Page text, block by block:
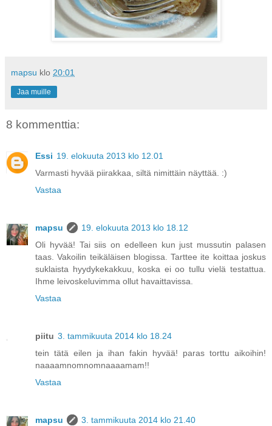
mapsu klo 20:01
Jaa muille
8 kommenttia:
Essi 19. elokuuta 2013 klo 12.01
Varmasti hyvää piirakkaa, siltä nimittäin näyttää. :)
Vastaa
mapsu
19. elokuuta 2013 klo 18.12
Oli hyvää! Tai siis on edelleen kun just mussutin palasen
taas. Vakoilin teikäläisen blogissa. Tarttee ite koittaa joskus
suklaista hyydykekakkuu, koska ei oo tullu vielä testattua.
Ihme leivoskeluvimma ollut havaittavissa.
Vastaa
piitu 3. tammikuuta 2014 klo 18.24
tein tätä eilen ja ihan fakin hyvää! paras torttu aikoihin!
naaaamnomnomnaaaamam!!
Vastaa
mapsu
3. tammikuuta 2014 klo 21.40